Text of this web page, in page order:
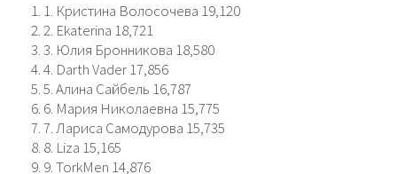
1. Кристина Волосочева 19,120
2. Ekaterina 18,721
3. Юлия Бронникова 18,580
4. Darth Vader 17,856
5. Алина Сайбель 16,787
6. Мария Николаевна 15,775
7. Лариса Самодурова 15,735
8. Liza 15,165
9. TorkMen 14,876